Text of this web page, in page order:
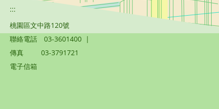
:::
桃園區文中路120號
聯絡電話
03-3601400 |
傳真
03-3791721
電子信箱